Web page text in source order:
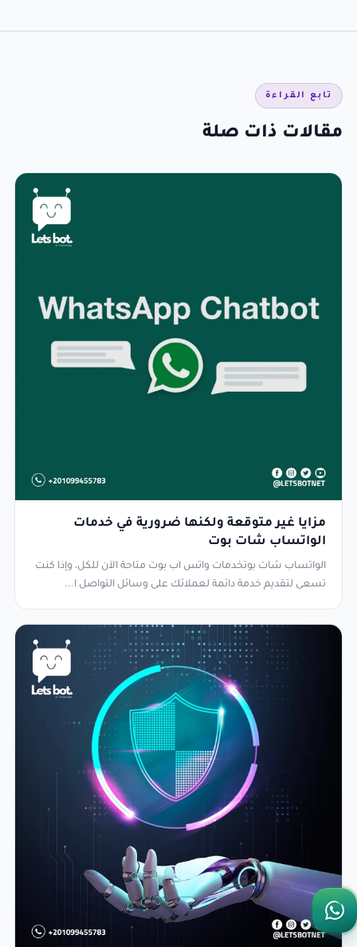
تابع القراءة
مقالات ذات صلة
مزايا غير متوقعة ولكنها ضرورية في خدمات
الواتساب شات بوت
الواتساب شات بوتخدمات واتس اب بوت متاحة الآن للكل، وإذا كنت
تسعى لتقديم خدمة دائمة لعملائك على وسائل التواصل ا...